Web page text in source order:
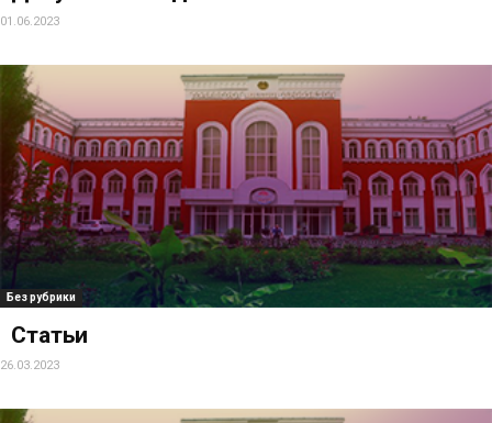
01.06.2023
Без рубрики
Статьи
26.03.2023